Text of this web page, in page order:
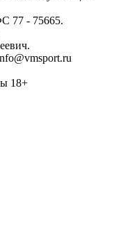
77 - 75665.
18+